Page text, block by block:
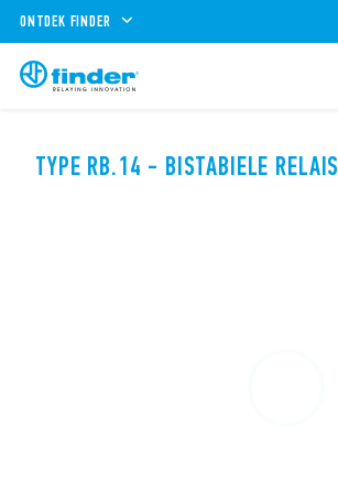
ONTDEK FINDER
TYPE RB.14 - BISTABIELE RELAIS